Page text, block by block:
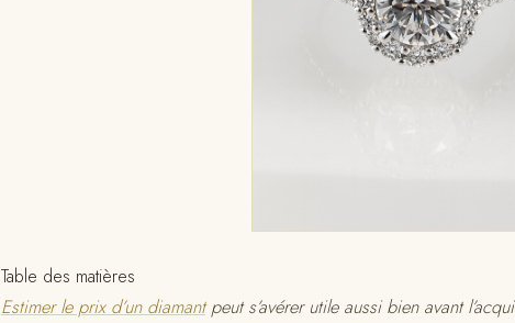
Table des matières
Estimer le prix d’un diamantpeut s’avérer utile aussi bien avant